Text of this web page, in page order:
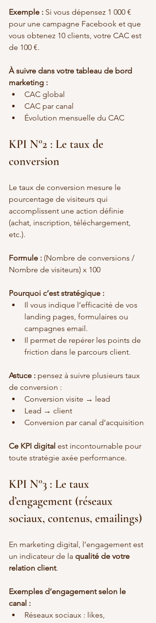
Exemple : Si vous dépensez 1 000 €
pour une campagne Facebook et que
vous obtenez 10 clients, votre CAC est
de 100 €.
À suivre dans votre tableau de bord
marketing :
CAC global
CAC par canal
Évolution mensuelle du CAC
KPI N°2 : Le taux de
conversion
Le taux de conversion mesure le
pourcentage de visiteurs qui
accomplissent une action définie
(achat, inscription, téléchargement,
etc.).
Formule : (Nombre de conversions /
Nombre de visiteurs) x 100
Pourquoi c’est stratégique :
Il vous indique l’efficacité de vos
landing pages, formulaires ou
campagnes email.
Il permet de repérer les points de
friction dans le parcours client.
Astuce : pensez à suivre plusieurs taux
de conversion :
Conversion visite → lead
Lead → client
Conversion par canal d’acquisition
Ce KPI digital est incontournable pour
toute stratégie axée performance.
KPI N°3 : Le taux
d’engagement (réseaux
sociaux, contenus, emailings)
En marketing digital, l’engagement est
un indicateur de la qualité de votre
relation client.
Exemples d’engagement selon le
canal :
Réseaux sociaux : likes,